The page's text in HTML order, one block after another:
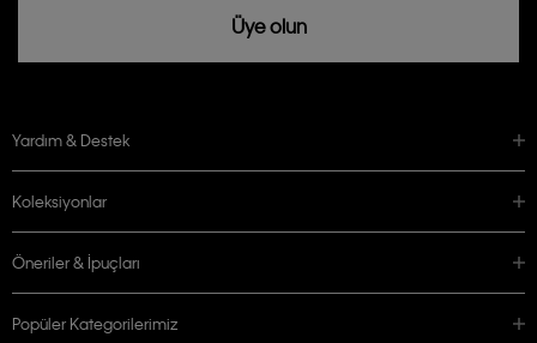
Üye olun
Yardım & Destek
Koleksiyonlar
Öneriler & İpuçları
Popüler Kategorilerimiz